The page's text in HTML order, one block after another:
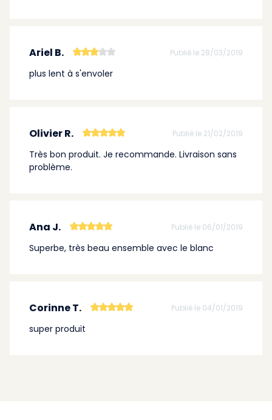
Ariel B. Publié le 28/03/2019
plus lent à s'envoler
Olivier R. Publié le 21/02/2019
Très bon produit. Je recommande. Livraison sans
problème.
Ana J. Publié le 06/01/2019
Superbe, très beau ensemble avec le blanc
Corinne T. Publié le 04/01/2019
super produit